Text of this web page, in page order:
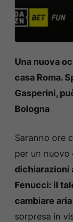
Una nuova
casa Roma.
Gasperini,
Bologna
Saranno ore
per un nuovo
dichiarazioni
Fenucci: il
cambiare aria
sorpresa in